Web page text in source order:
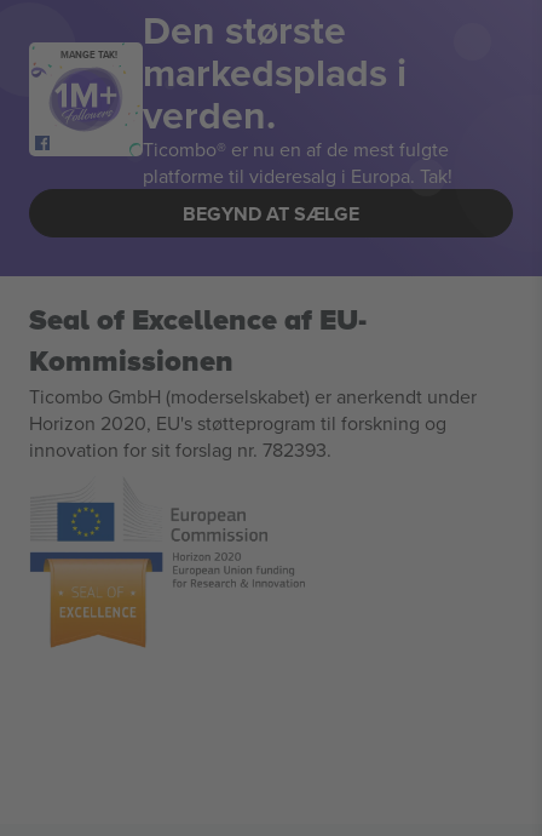
MANGE TAK! Den største
markedsplads i
verden.
Ticombo® er nu en af de mest fulgte
platforme til videresalg i Europa. Tak!
BEGYND AT SÆLGE
Seal of Excellence af EU-
Kommissionen
Ticombo GmbH (moderselskabet) er anerkendt under
Horizon 2020, EU's støtteprogram til forskning og
innovation for sit forslag nr. 782393.